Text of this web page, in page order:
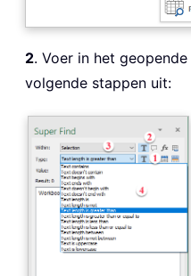
2. Voer in het geopende
volgende stappen uit: